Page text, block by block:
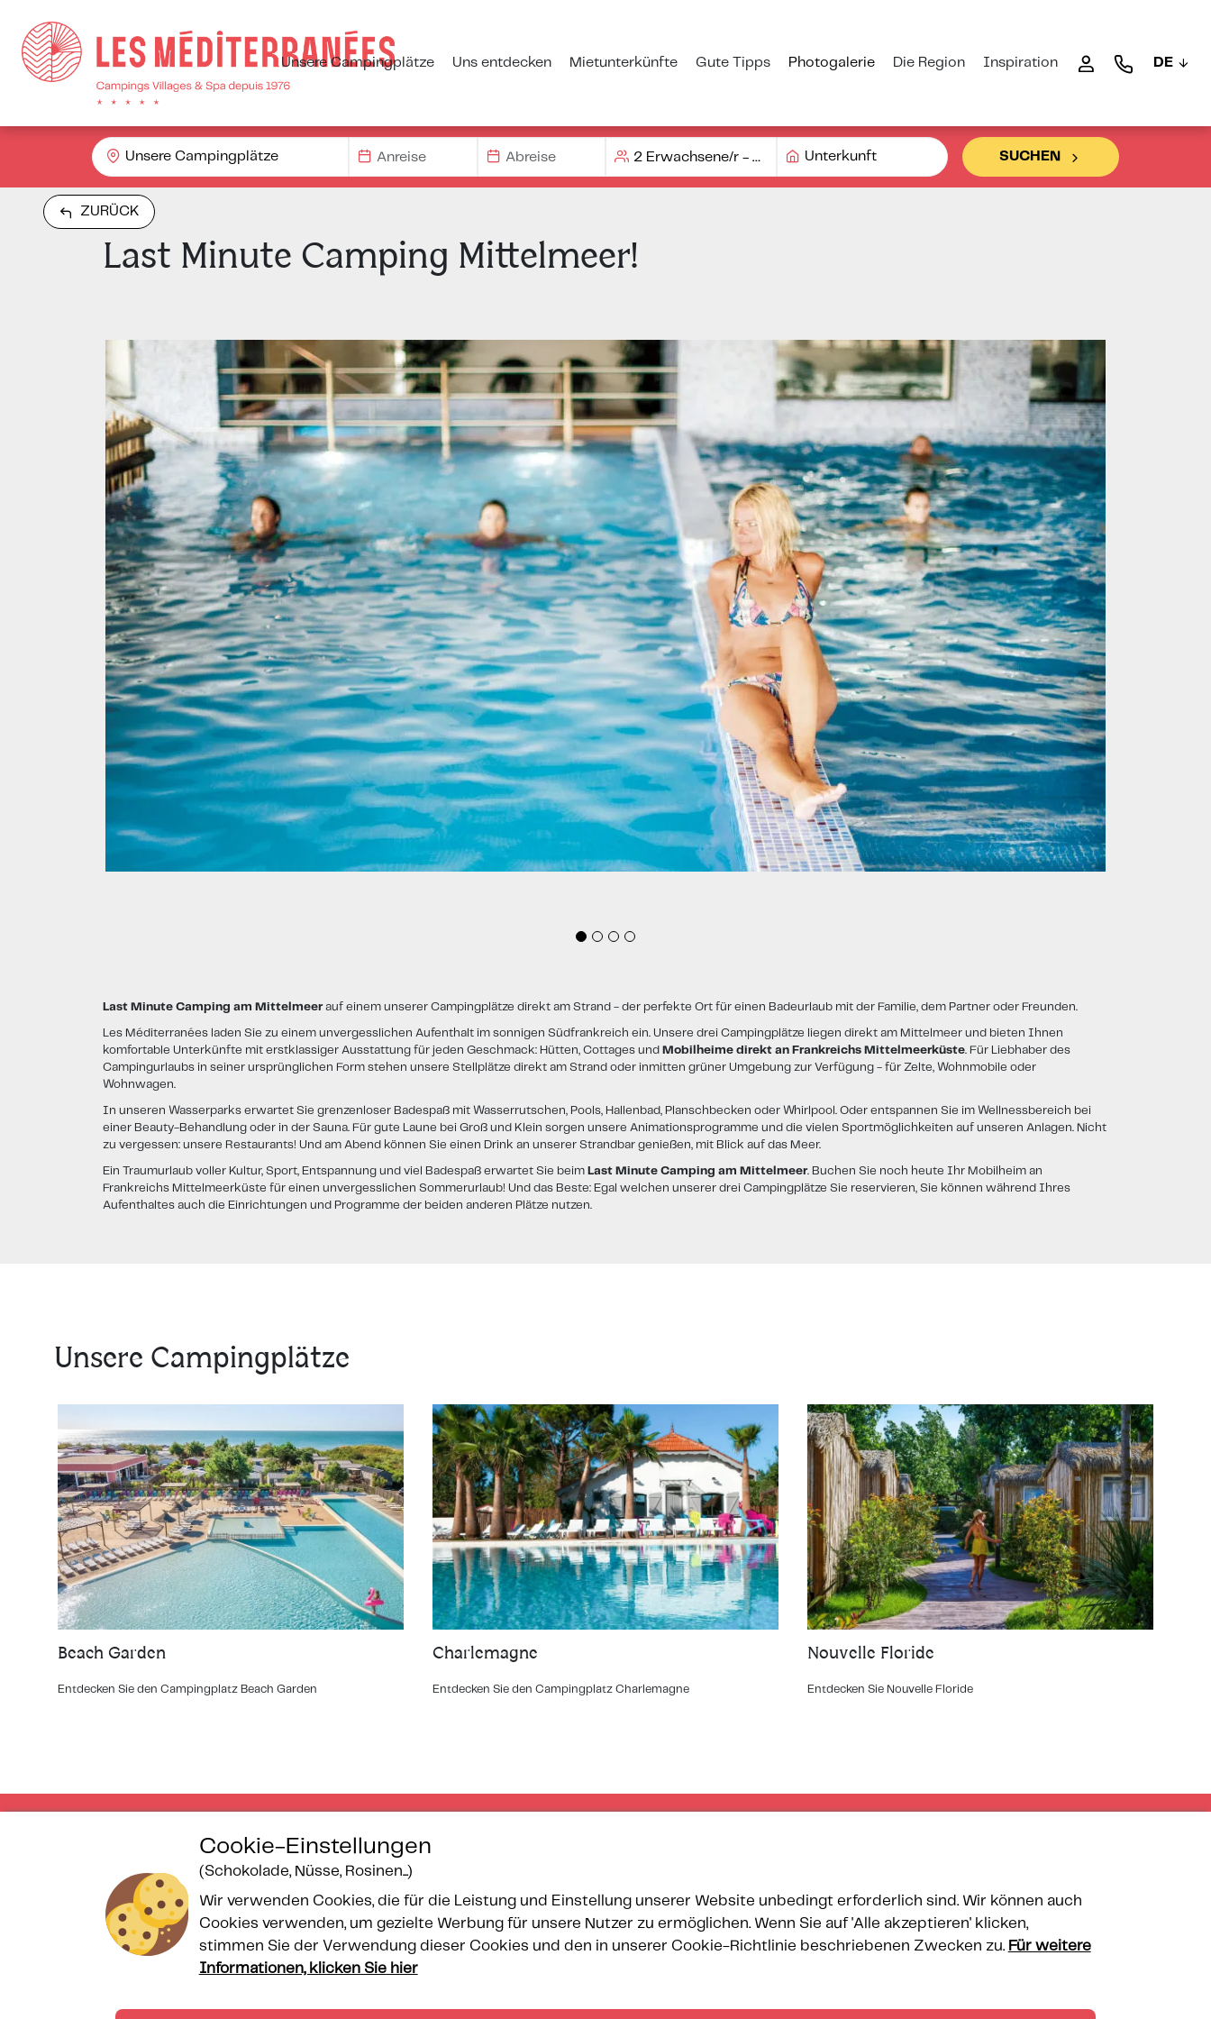
DE
Unsere Campingplätze Uns entdecken Mietunterkünfte Gute Tipps Photogalerie Die Region Inspiration
Unsere Campingplätze Unterkunft SUCHEN
ZURÜCK
Last Minute Camping Mittelmeer!
Last Minute Camping am Mittelmeerauf einem unserer Campingplätze direkt am Strand - der perfekte Ort für einen Badeurlaub mit der Familie, dem Partner oder Freunden.
Les Méditerranées laden Sie zu einem unvergesslichen Aufenthalt im sonnigen Südfrankreich ein. Unsere drei Campingplätze liegen direkt am Mittelmeer und bieten Ihnen
komfortable Unterkünfte mit erstklassiger Ausstattung für jeden Geschmack: Hütten, Cottages und Mobilheime direkt an Frankreichs Mittelmeerküste. Für Liebhaber des
Campingurlaubs in seiner ursprünglichen Form stehen unsere Stellplätze direkt am Strand oder inmitten grüner Umgebung zur Verfügung - für Zelte, Wohnmobile oder
Wohnwagen.
In unseren Wasserparks erwartet Sie grenzenloser Badespaß mit Wasserrutschen, Pools, Hallenbad, Planschbecken oder Whirlpool. Oder entspannen Sie im Wellnessbereich bei
einer Beauty-Behandlung oder in der Sauna. Für gute Laune bei Groß und Klein sorgen unsere Animationsprogramme und die vielen Sportmöglichkeiten auf unseren Anlagen. Nicht
zu vergessen: unsere Restaurants! Und am Abend können Sie einen Drink an unserer Strandbar genießen, mit Blick auf das Meer.
Ein Traumurlaub voller Kultur, Sport, Entspannung und viel Badespaß erwartet Sie beim Last Minute Camping am Mittelmeer. Buchen Sie noch heute Ihr Mobilheim an
Frankreichs Mittelmeerküste für einen unvergesslichen Sommerurlaub! Und das Beste: Egal welchen unserer drei Campingplätze Sie reservieren, Sie können während Ihres
Aufenthaltes auch die Einrichtungen und Programme der beiden anderen Plätze nutzen.
Unsere Campingplätze
Beach Garden
Entdecken Sie den Campingplatz Beach Garden
Charlemagne
Entdecken Sie den Campingplatz Charlemagne
Nouvelle Floride
Entdecken Sie Nouvelle Floride
Gesicherte Zahlung
Cookie-Einstellungen
(Schokolade, Nüsse, Rosinen...)
Wir verwenden Cookies, die für die Leistung und Einstellung unserer Website unbedingt erforderlich sind. Wir können auch
Cookies verwenden, um gezielte Werbung für unsere Nutzer zu ermöglichen. Wenn Sie auf 'Alle akzeptieren' klicken,
stimmen Sie der Verwendung dieser Cookies und den in unserer Cookie-Richtlinie beschriebenen Zwecken zu. Für weitere
Informationen, klicken Sie hier